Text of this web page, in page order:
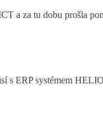
a za tu dobu prošla
ERP systémem